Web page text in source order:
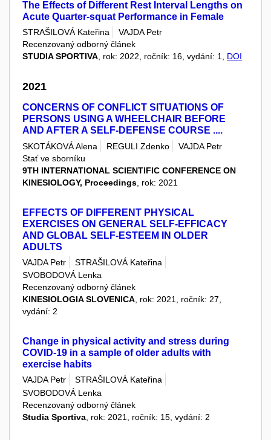
The Effects of Different Rest Interval Lengths on
Acute Quarter-squat Performance in Female
STRAŠILOVÁ Kateřina
VAJDA Petr
Recenzovaný odborný článek
STUDIA SPORTIVA , rok: 2022, ročník: 16, vydání: 1, DOI
2021
CONCERNS OF CONFLICT SITUATIONS OF
PERSONS USING A WHEELCHAIR BEFORE
AND AFTER A SELF-DEFENSE COURSE ....
SKOTÁKOVÁ Alena REGULI Zdenko
VAJDA Petr
Stať ve sborníku
9TH INTERNATIONAL SCIENTIFIC CONFERENCE ON
KINESIOLOGY, Proceedings , rok: 2021
EFFECTS OF DIFFERENT PHYSICAL
EXERCISES ON GENERAL SELF-EFFICACY
AND GLOBAL SELF-ESTEEM IN OLDER
ADULTS
VAJDA Petr
STRAŠILOVÁ Kateřina
SVOBODOVÁ Lenka
Recenzovaný odborný článek
KINESIOLOGIA SLOVENICA , rok: 2021, ročník: 27,
vydání: 2
Change in physical activity and stress during
COVID-19 in a sample of older adults with
exercise habits
VAJDA Petr
STRAŠILOVÁ Kateřina
SVOBODOVÁ Lenka
Recenzovaný odborný článek
Studia Sportiva , rok: 2021, ročník: 15, vydání: 2